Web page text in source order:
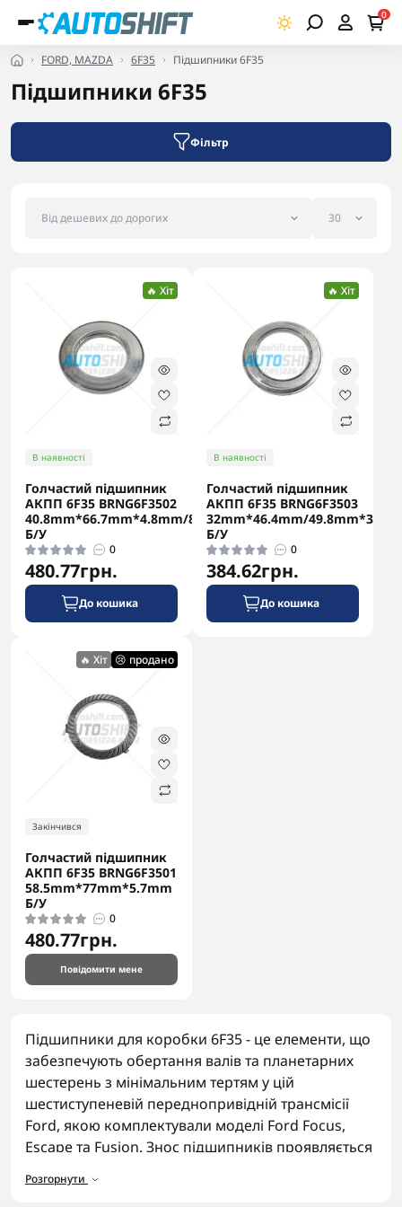
0
FORD, MAZDA 6F35 Підшипники 6F35
Підшипники 6F35
Фільтр
🔥 Хіт
В наявності
Голчастий підшипник
АКПП 6F35 BRNG6F3502
40.8mm*66.7mm*4.8mm/8mm
Б/У
0
480.77грн.
До кошика
🔥 Хіт
В наявності
Голчастий підшипник
АКПП 6F35 BRNG6F3503
32mm*46.4mm/
Б/У
0
384.62грн.
До кошика
🔥 Хіт 😢 продано
Закінчився
Голчастий підшипник
АКПП 6F35 BRNG6F3501
58.5mm*77mm*5.7mm
Б/У
0
480.77грн.
Повідомити мене
Підшипники для коробки 6F35 - це елементи, що
забезпечують обертання валів та планетарних
шестерень з мінімальним тертям у цій
шестиступеневій переднопривідній трансмісії
Ford, якою комплектували моделі Ford Focus,
Escape та Fusion. Знос підшипників проявляється
Розгорнути